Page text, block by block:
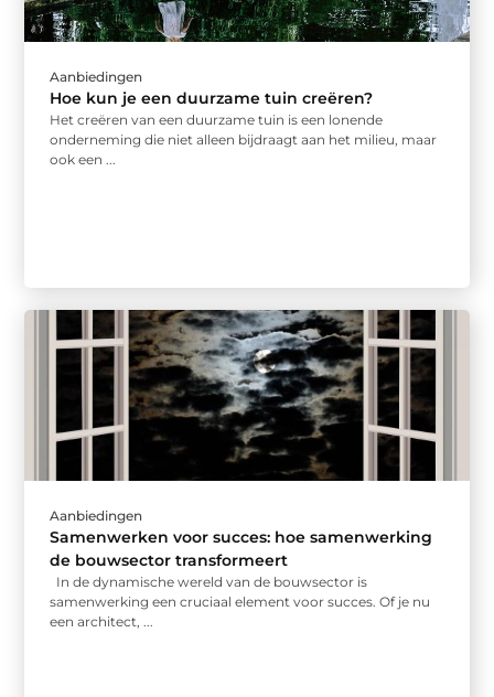
Aanbiedingen
Hoe kun je een duurzame tuin creëren?
Het creëren van een duurzame tuin is een lonende
onderneming die niet alleen bijdraagt aan het milieu, maar
ook een ...
Aanbiedingen
Samenwerken voor succes: hoe samenwerking
de bouwsector transformeert
In de dynamische wereld van de bouwsector is
samenwerking een cruciaal element voor succes. Of je nu
een architect, ...